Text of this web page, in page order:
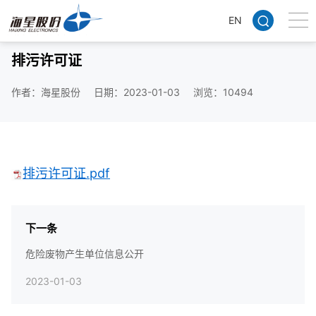
EN
当前位置 >>首页
排污许可证
作者：海星股份 日期：2023-01-03 浏览：10494
排污许可证.pdf
下一条
危险废物产生单位信息公开
2023-01-03